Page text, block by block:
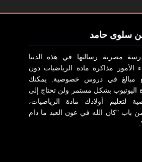
سلوى حامد
مصرية رسالتها في هذه الدنيا
الأمور مذاكرة مادة الرياضيات دون
مبالغ في دروس خصوصية. يمكنك
اليوتيوب بشكل مستمر ولن تحتاج إلى
أولادك مادة الرياضيات،
باب "كان الله في عون العبد ما دام